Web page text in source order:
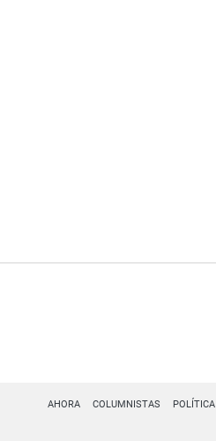
AHORA COLUMNISTAS POLÍTICA